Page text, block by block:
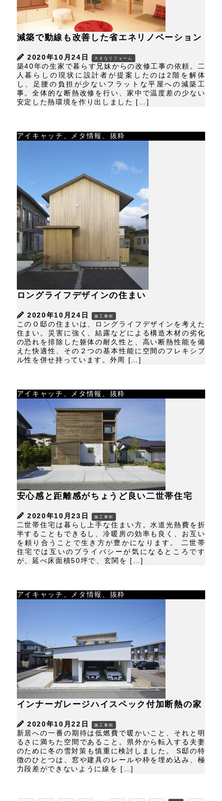
減築で動線も改善した省エネリノベーション
2020年10月24日 大きなリフォーム
築40年の生家で暮らす兄妹からの改修工事の依頼。二
人暮らしの現状に設計者が提案したのは2階を解体
し、足腰の負担が少ないフラットな平屋への減築工
事。全体的な断熱改修を行い、家中で温度差の少ない
安定した熱環境を作り出しました […]
アイキャッチ、メタ情報、抜粋
ロングライフデザインの住まい
2020年10月24日 施工事例
このＯ邸の住まいは、ロングライフデザインを考えた
住まい。災害に強く、結露などによる構造木材の劣化
の恐れを排除した躯体の耐久性と、高い断熱性能を備
えた快適性、その２つの基本性能に空間のフレキシブ
ル性を併せ持っています。外周 […]
アイキャッチ、メタ情報、抜粋
安心感と距離感がちょうど良い二世帯住宅
2020年10月23日 施工事例
二世帯住宅は暮らし上手な住まい方。水道光熱費を折
半することもできるし、冷暖房の効率も良く、お互い
を頼り合うことで生き方が豊かになります。 二世帯
住宅では互いのプライバシーが気になるところです
が、延べ床面積50坪で、玄関を […]
アイキャッチ、メタ情報、抜粋
インナーガレージハイスペック付加断熱の家
2020年10月22日 施工事例
新居への一番の期待は低燃費で暖かいこと、それと明
るさに満ちた空間であること。県外から転入する夫妻
のために冬の雪対策も慎重に検討しました。 S邸の特
徴のひとつは、窓や建具のレールや枠を埋め込み、極
力段差ができないように線を […]